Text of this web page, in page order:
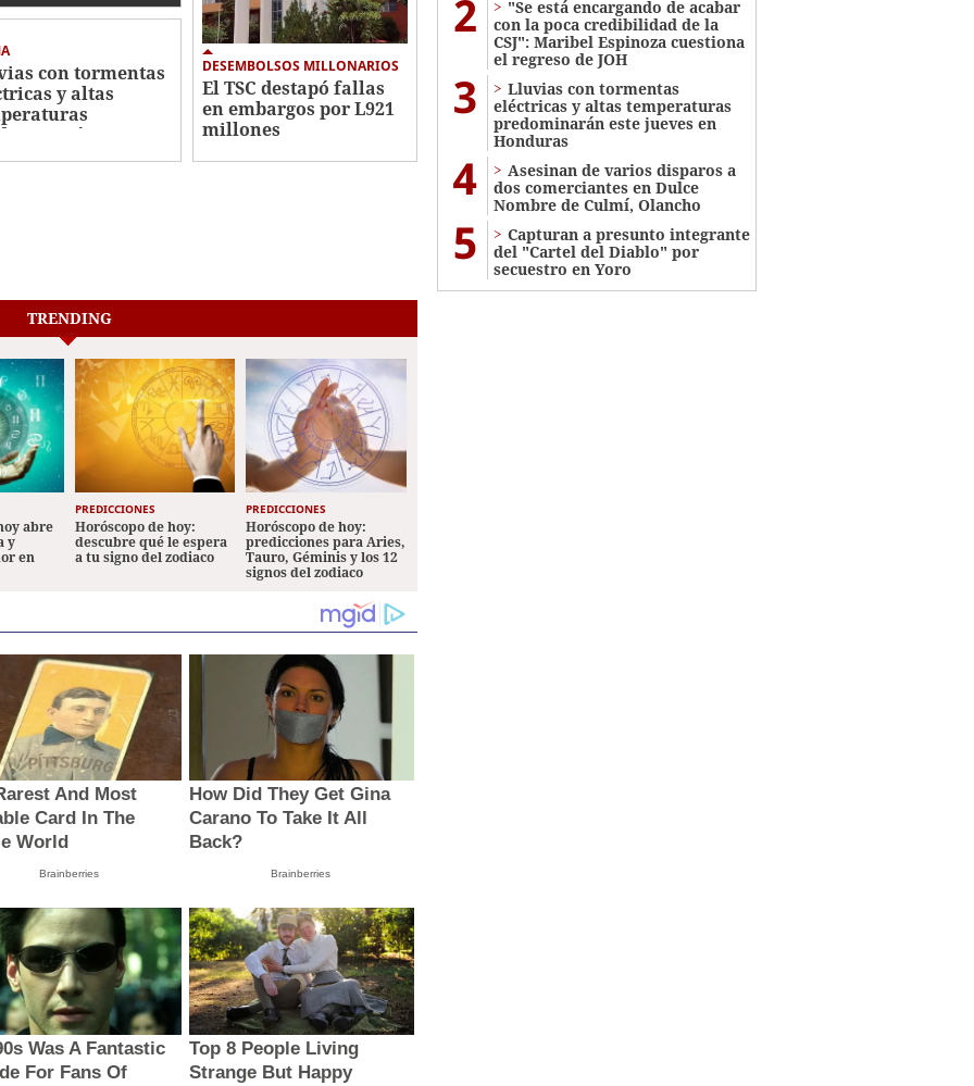
con tormentas
y altas
este
en Honduras
DESEMBOLSOS MILLONARIOS
El TSC destapó fallas
en embargos por L921
millones
2
"Se está encargando de acabar
con la poca credibilidad de la
CSJ": Maribel Espinoza cuestiona
el regreso de JOH
3
Lluvias con tormentas
eléctricas y altas temperaturas
predominarán este jueves en
Honduras
4
Asesinan de varios disparos a
dos comerciantes en Dulce
Nombre de Culmí, Olancho
5
Capturan a presunto integrante
del "Cartel del Diablo" por
secuestro en Yoro
TRENDING
abre
y
en
PREDICCIONES
Horóscopo de hoy:
descubre qué le espera
a tu signo del zodiaco
PREDICCIONES
Horóscopo de hoy:
predicciones para Aries,
Tauro, Géminis y los 12
signos del zodiaco
And Most
Card In The
World
Brainberries
How Did They Get Gina
Carano To Take It All
Back?
Brainberries
Was A Fantastic
For Fans Of
Top 8 People Living
Strange But Happy